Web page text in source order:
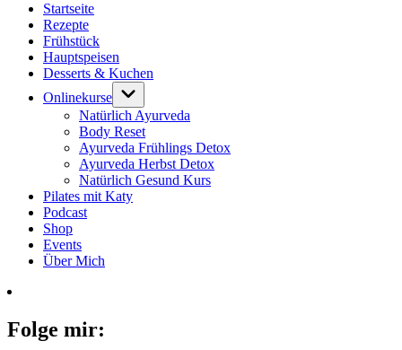
Startseite
Rezepte
Frühstück
Hauptspeisen
Desserts & Kuchen
Onlinekurse
Natürlich Ayurveda
Body Reset
Ayurveda Frühlings Detox
Ayurveda Herbst Detox
Natürlich Gesund Kurs
Pilates mit Katy
Podcast
Shop
Events
Über Mich
Folge mir: